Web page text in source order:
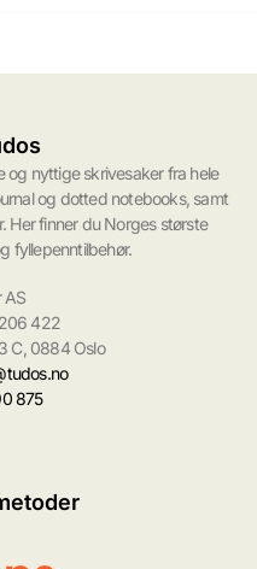
nyttige skrivesaker fra hele
og dotted notebooks, samt
Her finner du Norges største
fyllepenntilbehør.
AS
422
C, 0884 Oslo
875